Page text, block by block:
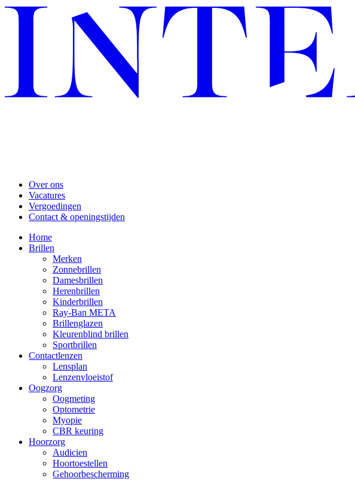
Over ons
Vacatures
Vergoedingen
Contact & openingstijden
Home
Brillen
Merken
Zonnebrillen
Damesbrillen
Herenbrillen
Kinderbrillen
Ray-Ban META
Brillenglazen
Kleurenblind brillen
Sportbrillen
Contactlenzen
Lensplan
Lenzenvloeistof
Oogzorg
Oogmeting
Optometrie
Myopie
CBR keuring
Hoorzorg
Audicien
Hoortoestellen
Gehoorbescherming